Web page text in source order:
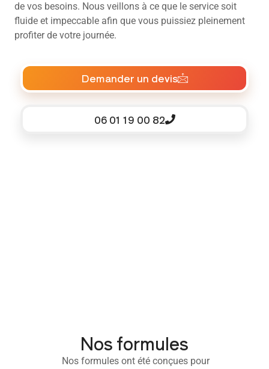
de vos besoins. Nous veillons à ce que le service soit
fluide et impeccable afin que vous puissiez pleinement
profiter de votre journée.
Demander un devis
06 01 19 00 82
Nos formules
Nos formules ont été conçues pour